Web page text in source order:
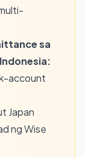
sa
account
Japan
ng Wise